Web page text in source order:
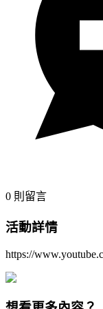
0 則留言
活動詳情
https://